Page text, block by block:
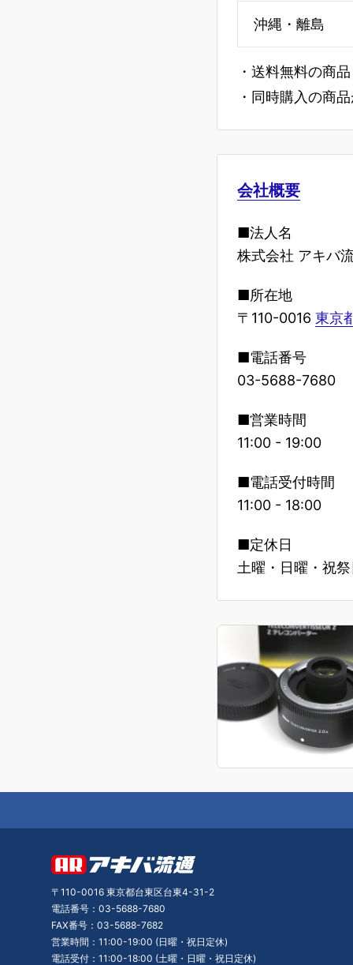
沖縄・離島
・送料無料の商
・同時購入の商
会社概要
■法人名
株式会社 アキバ
■所在地
〒110-0016 東京
■電話番号
03-5688-7680
■営業時間
11:00 - 19:00
■電話受付時間
11:00 - 18:00
■定休日
土曜・日曜・祝
〒110-0016 東京都台東区台東4-31-2
電話番号：03-5688-7680
FAX番号：03-5688-7682
営業時間：11:00-19:00 (日曜・祝日定休)
電話受付：11:00-18:00 (土曜・日曜・祝日定休)